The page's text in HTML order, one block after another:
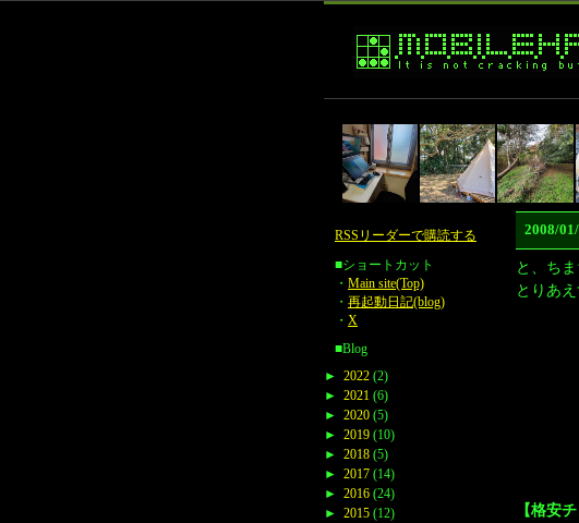
2008/
と、ち
とりあ
【格安
RSSリーダーで購読する
■ショートカット
・ Main site(Top)
・ 再起動日記(blog)
・ X
■Blog
► 2022 (2)
► 2021 (6)
► 2020 (5)
► 2019 (10)
► 2018 (5)
► 2017 (14)
► 2016 (24)
► 2015 (12)